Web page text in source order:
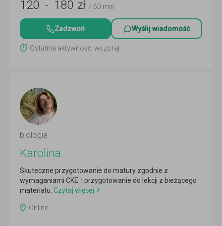
120 - 180 zł / 60 min
Zadzwoń Wyślij wiadomość
Ostatnia aktywność: wczoraj
biologia
Karolina
Skuteczne przygotowanie do matury zgodnie z
wymaganiami CKE. I przygotowanie do lekcji z bieżącego
materiału. Czytaj więcej
Online